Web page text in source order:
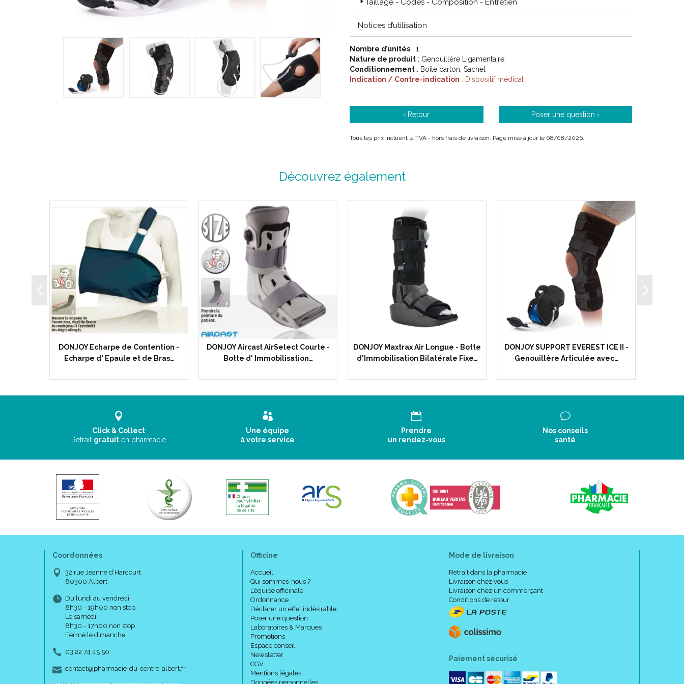
AVEC CRYOTHERAPIE ET COMPRESSION
Taillage - Codes - Composition - Entretien
Notices d’utilisation
Nombre d’unités : 1
Nature de produit : Genouillère Ligamentaire
Conditionnement : Boite carton, Sachet
Indication / Contre-indication : Dispositif médical
‹ Retour Poser une question ›
Tous les prix incluent la TVA - hors frais de livraison. Page mise à jour le 08/08/2026.
Découvrez également
DONJOY Echarpe de Contention -
Echarpe d' Epaule et de Bras…
DONJOY Aircast AirSelect Courte -
Botte d' Immobilisation…
DONJOY Maxtrax Air Longue - Botte
d'Immobilisation Bilatérale Fixe…
DONJOY SUPPORT EVEREST ICE II -
Genouillère Articulée avec…
Click & Collect
Retrait gratuit en pharmacie
Une équipe
à votre service
Prendre
un rendez-vous
Nos conseils
santé
Coordonnées
32 rue Jeanne d’Harcourt
80300 Albert
Du lundi au vendredi
8h30 - 19h00 non stop
Le samedi
8h30 - 17h00 non stop
Fermé le dimanche
03 22 74 45 50
contact-
@-
pharmacie-du-centre-albert.fr
Officine
Accueil
Qui sommes-nous ?
L’équipe officinale
Ordonnance
Déclarer un effet indésirable
Poser une question
Laboratoires & Marques
Promotions
Espace conseil
Newsletter
CGV
Mentions légales
Données personnelles
Mode de livraison
Retrait dans la pharmacie
Livraison chez vous
Livraison chez un commerçant
Conditions de retour
Paiement sécurisé